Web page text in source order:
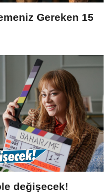
Gereken 15
değişecek!